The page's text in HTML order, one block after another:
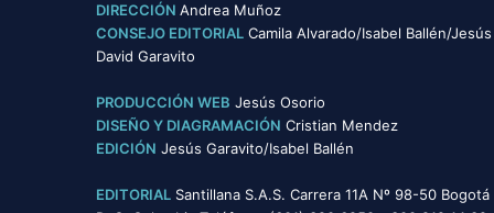
DIRECCIÓN Andrea Muñoz
CONSEJO EDITORIAL Camila Alvarado/Isabel Ballén/Jesús
David Garavito
PRODUCCIÓN WEB Jesús Osorio
DISEÑO Y DIAGRAMACIÓN Cristian Mendez
EDICIÓN Jesús Garavito/Isabel Ballén
EDITORIAL Santillana S.A.S. Carrera 11A Nº 98-50 Bogotá